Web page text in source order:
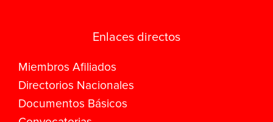
Enlaces directos
Miembros Afiliados
Directorios Nacionales
Documentos Básicos